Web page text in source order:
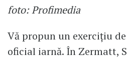
foto: Profimedia
Vă propun un exercițiu
oficial iarnă. În Zermatt,